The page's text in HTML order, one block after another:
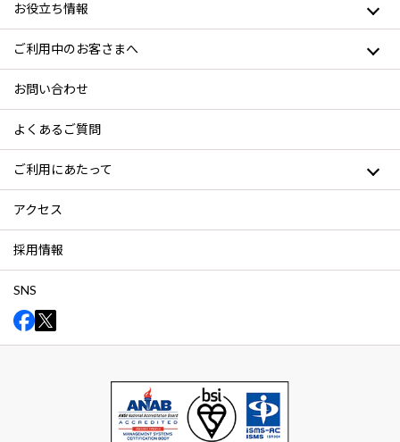
お役立ち情報
ご利用中のお客さまへ
お問い合わせ
よくあるご質問
ご利用にあたって
アクセス
採用情報
SNS